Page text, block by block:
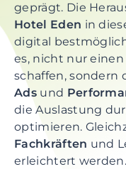
geprägt. Die
Hotel Eden in
digital
es, nicht nur
schaffen, sondern
Adsund
die Auslastung
optimieren.
Fachkräften und
erleichtert